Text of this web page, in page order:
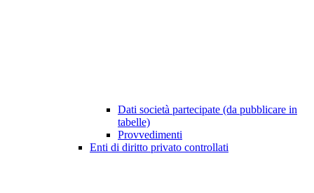
Dati società partecipate (da pubblicare in
tabelle)
Provvedimenti
Enti di diritto privato controllati